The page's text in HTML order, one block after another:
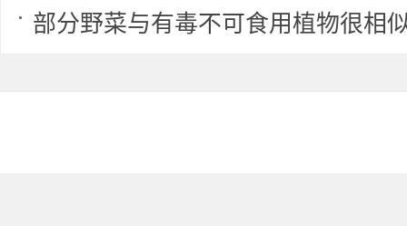
部分野菜与有毒不可食用植物很相似，只从外观上难以辨别，容易误采误